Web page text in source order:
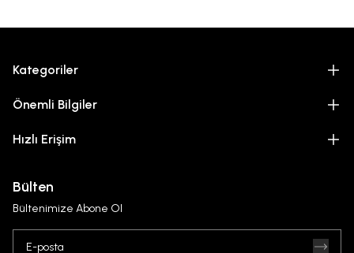
Kategoriler
Önemli Bilgiler
Hızlı Erişim
Bülten
Bültenimize Abone Ol